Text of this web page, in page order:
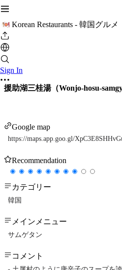
Korean Restaurants - 韓国グルメ
Sign In
援助湖三桂湯（Wonjo-hosu-
Google map
https://maps.app.goo.gl/
Recommendation
カテゴリー
韓国
メインメニュー
サムゲタン
コメント